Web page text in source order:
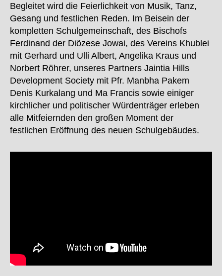
Begleitet wird die Feierlichkeit von Musik, Tanz,
Gesang und festlichen Reden. Im Beisein der
kompletten Schulgemeinschaft, des Bischofs
Ferdinand der Diözese Jowai, des Vereins Khublei
mit Gerhard und Ulli Albert, Angelika Kraus und
Norbert Röhrer, unseres Partners Jaintia Hills
Development Society mit Pfr. Manbha Pakem
Denis Kurkalang und Ma Francis sowie einiger
kirchlicher und politischer Würdenträger erleben
alle Mitfeiernden den großen Moment der
festlichen Eröffnung des neuen Schulgebäudes.